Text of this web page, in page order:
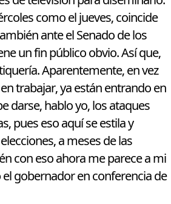
como el jueves, coincide
ante el Senado de los
un fin público obvio. Así que,
Aparentemente, en vez
trabajar, ya están entrando en
darse, hablo yo, los ataques
pues eso aquí se estila y
a meses de las
con eso ahora me parece a mi
gobernador en conferencia de